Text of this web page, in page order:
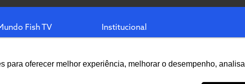
para oferecer melhor experiência, melhorar o desempenho,
Fish TV
Institucional
Contato